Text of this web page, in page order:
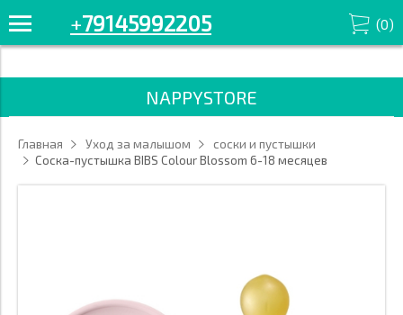
пустышки» '/>
+79145992205 (0)
NAPPYSTORE
Главная Уход за малышом
соски и пустышки
Соска-пустышка BIBS Colour Blossom 6-18 месяцев